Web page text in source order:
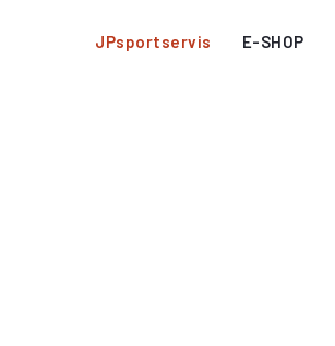
JPsportservis E-SHOP